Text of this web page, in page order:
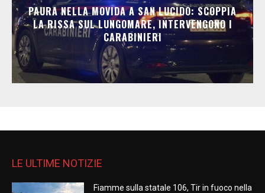
PAURA NELLA MOVIDA A SAN LUCIDO: SCOPPIA
LA RISSA SUL LUNGOMARE, INTERVENGONO I
CARABINIERI
LE ULTIME NOTIZIE
Fiamme sulla statale 106, Tir in fuoco nella